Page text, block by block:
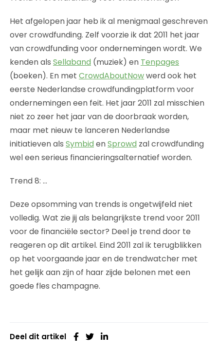
Het afgelopen jaar heb ik al menigmaal geschreven
over crowdfunding. Zelf voorzie ik dat 2011 het jaar
van crowdfunding voor ondernemingen wordt. We
kenden als Sellaband (muziek) en Tenpages
(boeken). En met CrowdAboutNowwerd ook het
eerste Nederlandse crowdfundingplatform voor
ondernemingen een feit. Het jaar 2011 zal misschien
niet zo zeer het jaar van de doorbraak worden,
maar met nieuw te lanceren Nederlandse
initiatieven als Symbid enSprowd zal crowdfunding
wel een serieus financieringsalternatief worden.
Trend 8: …
Deze opsomming van trends is ongetwijfeld niet
volledig. Wat zie jij als belangrijkste trend voor 2011
voor de financiële sector? Deel je trend door te
reageren op dit artikel. Eind 2011 zal ik terugblikken
op het voorgaande jaar en de trendwatcher met
het gelijk aan zijn of haar zijde belonen met een
goede fles champagne.
Deel dit artikel